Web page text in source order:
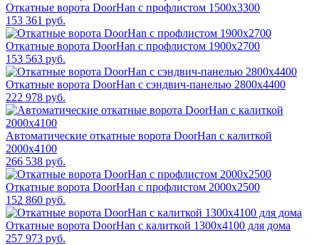
Откатные ворота DoorHan с профлистом 1500x3300
153 361 руб.
Откатные ворота DoorHan с профлистом 1900x2700
153 563 руб.
Откатные ворота DoorHan с сэндвич-панелью 2800x4400
222 978 руб.
Автоматические откатные ворота DoorHan с калиткой
2000x4100
266 538 руб.
Откатные ворота DoorHan с профлистом 2000x2500
152 860 руб.
Откатные ворота DoorHan с калиткой 1300х4100 для дома
257 973 руб.